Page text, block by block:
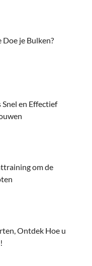
je Bulken?
en Effectief
om de
Ontdek Hoe u